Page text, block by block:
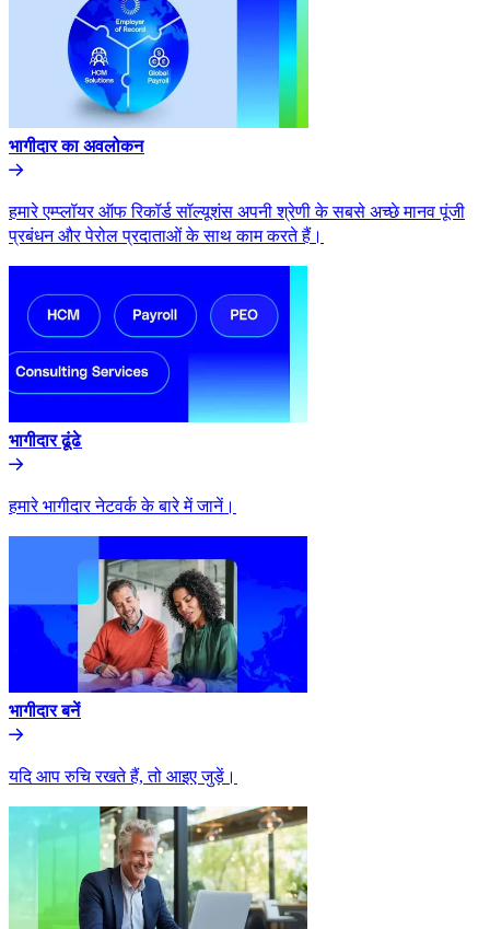
भागीदार का अवलोकन​​
हमारे एम्प्लॉयर ऑफ रिकॉर्ड सॉल्यूशंस अपनी श्रेणी के सबसे अच्छे मानव पूंजी
प्रबंधन और पेरोल प्रदाताओं के साथ काम करते हैं।​​
भागीदार ढूंढे​​
हमारे भागीदार नेटवर्क के बारे में जानें।​​
भागीदार बनें​​
यदि आप रुचि रखते हैं, तो आइए जुड़ें।​​